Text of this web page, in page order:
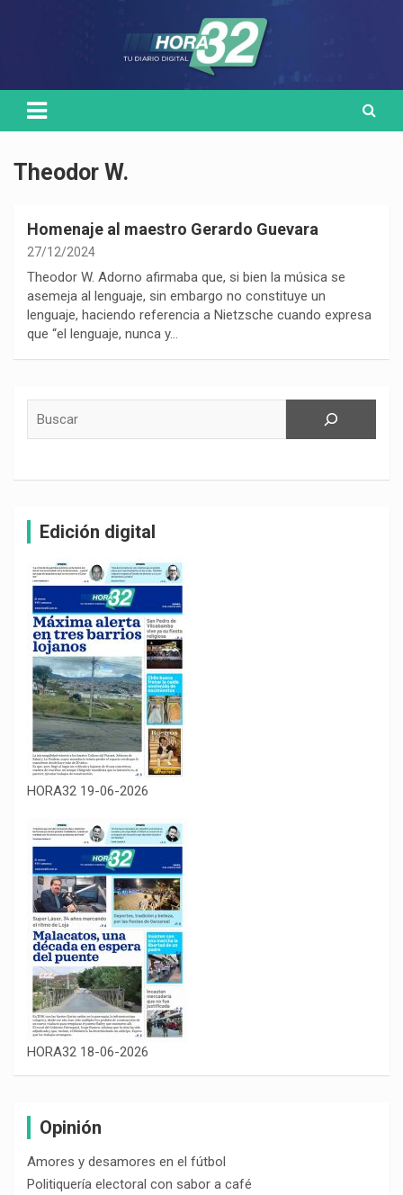
Theodor W.
Homenaje al maestro Gerardo Guevara
27/12/2024
Theodor W. Adorno afirmaba que, si bien la música se
asemeja al lenguaje, sin embargo no constituye un
lenguaje, haciendo referencia a Nietzsche cuando expresa
que “el lenguaje, nunca y…
Edición digital
HORA32 19-06-2026
HORA32 18-06-2026
Opinión
Amores y desamores en el fútbol
Politiquería electoral con sabor a café